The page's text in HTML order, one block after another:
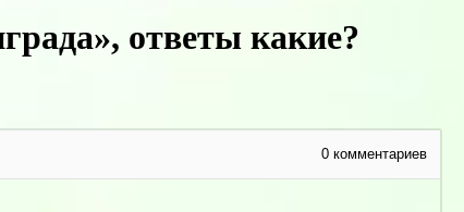
ответы какие?
0 комментариев